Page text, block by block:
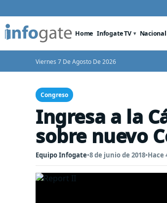
Home Infogate TV Nacional
Viernes 7 De Agosto De 2026
Congreso
Ingresa a la
sobre nuevo
Equipo Infogate•8 de junio de 2018•Hace